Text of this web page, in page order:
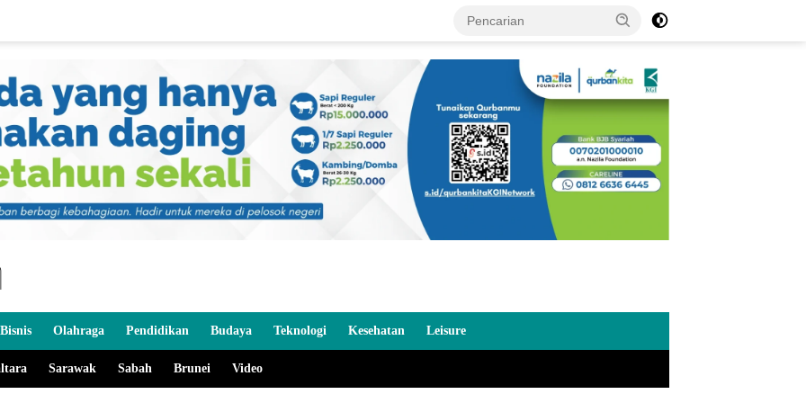
Olahraga Pendidikan Budaya Teknologi Kesehatan Leisure
Sarawak Sabah Brunei Video